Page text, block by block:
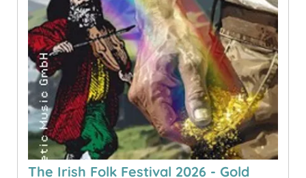
The Irish Folk Festival 2026 - Gold